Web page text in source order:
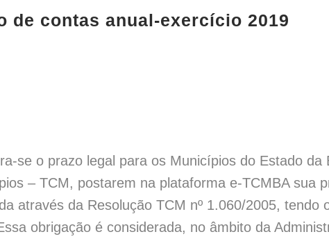
de contas anual-exercício 2019
se o prazo legal para os Municípios do Estado
– TCM, postarem na plataforma e-TCMBA sua
através da Resolução TCM nº 1.060/2005, tendo
obrigação é considerada, no âmbito da